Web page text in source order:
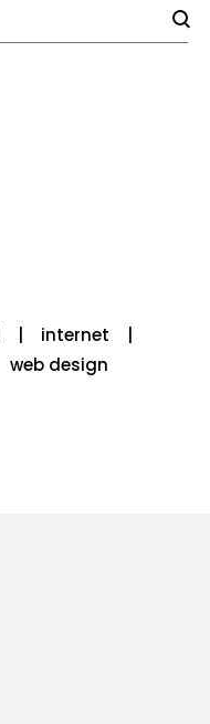
internet
web design